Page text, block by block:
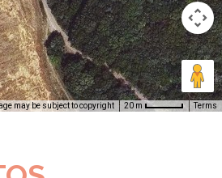
may be subject to copyright 20 m Terms